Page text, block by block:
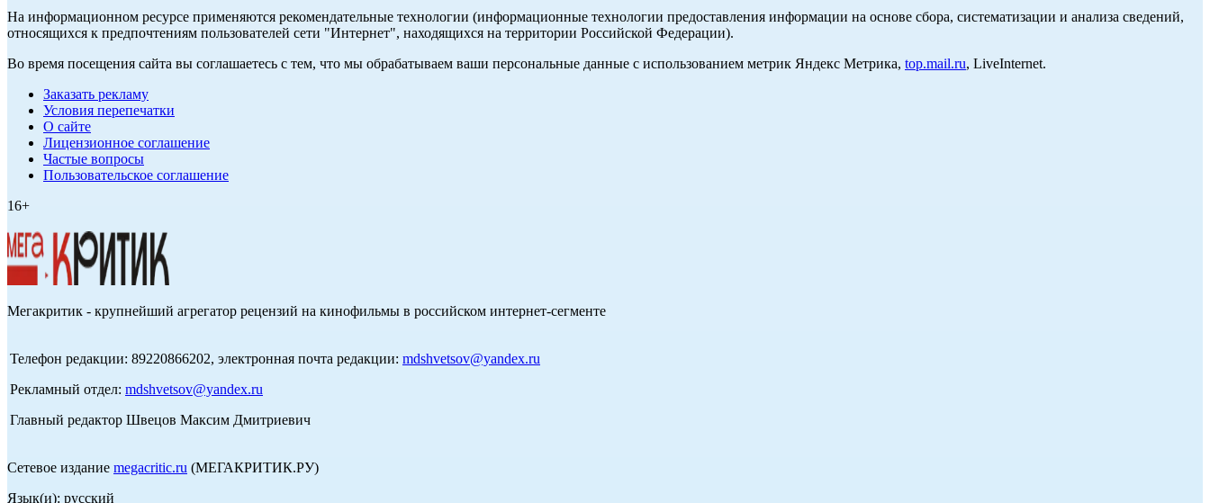
На информационном ресурсе применяются рекомендательные технологии (информационные технологии предоставления информации на основе сбора, систематизации и анализа сведений,
относящихся к предпочтениям пользователей сети "Интернет", находящихся на территории Российской Федерации).
Во время посещения сайта вы соглашаетесь с тем, что мы обрабатываем ваши персональные данные с использованием метрик Яндекс Метрика, top.mail.ru, LiveInternet.
Заказать рекламу
Условия перепечатки
О сайте
Лицензионное соглашение
Частые вопросы
Пользовательское соглашение
16+
Мегакритик - крупнейший агрегатор рецензий на кинофильмы в российском интернет-сегменте
Телефон редакции: 89220866202, электронная почта редакции: mdshvetsov@yandex.ru
Рекламный отдел: mdshvetsov@yandex.ru
Главный редактор Швецов Максим Дмитриевич
Сетевое издание megacritic.ru (МЕГАКРИТИК.РУ)
Язык(и): русский